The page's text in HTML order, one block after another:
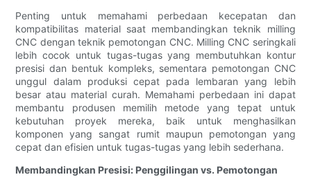
Penting untuk memahami perbedaan kecepatan dan
kompatibilitas material saat membandingkan teknik milling
CNC dengan teknik pemotongan CNC. Milling CNC seringkali
lebih cocok untuk tugas-tugas yang membutuhkan kontur
presisi dan bentuk kompleks, sementara pemotongan CNC
unggul dalam produksi cepat pada lembaran yang lebih
besar atau material curah. Memahami perbedaan ini dapat
membantu produsen memilih metode yang tepat untuk
kebutuhan proyek mereka, baik untuk menghasilkan
komponen yang sangat rumit maupun pemotongan yang
cepat dan efisien untuk tugas-tugas yang lebih sederhana.
Membandingkan Presisi: Penggilingan vs. Pemotongan